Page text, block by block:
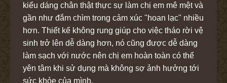
kiểu dáng chân thật thực sự làm chị em mê mệt và
gần như đắm chìm trong cảm xúc "hoan lạc" nhiều
hơn. Thiết kế không rung giúp cho việc tháo rời vệ
sinh trở lên dễ dàng hơn, nó cũng được dễ dàng
làm sạch với nước nên chị em hoàn toàn có thể
yên tâm khi sử dụng mà không sợ ảnh hưởng tới
sức khỏe của mình.